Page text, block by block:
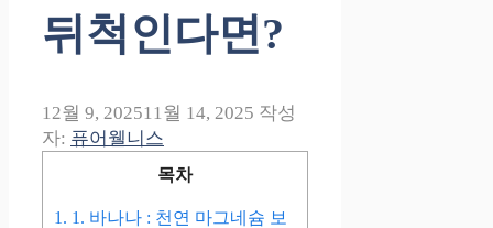
뒤척인다면?
12월 9, 202511월 14, 2025 작성
자: 퓨어웰니스
목차
1. 1. 바나나 : 천연 마그네슘 보